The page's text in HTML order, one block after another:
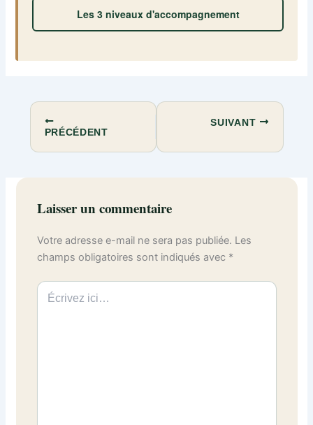
Les 3 niveaux d'accompagnement
PRÉCÉDENT
SUIVANT
Laisser un commentaire
Votre adresse e-mail ne sera pas publiée. Les
champs obligatoires sont indiqués avec *
Écrivez
ici…